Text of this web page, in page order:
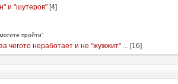
и "шутеров"[4]
пройти"
чегото неработает и не "жужжит" ...[16]